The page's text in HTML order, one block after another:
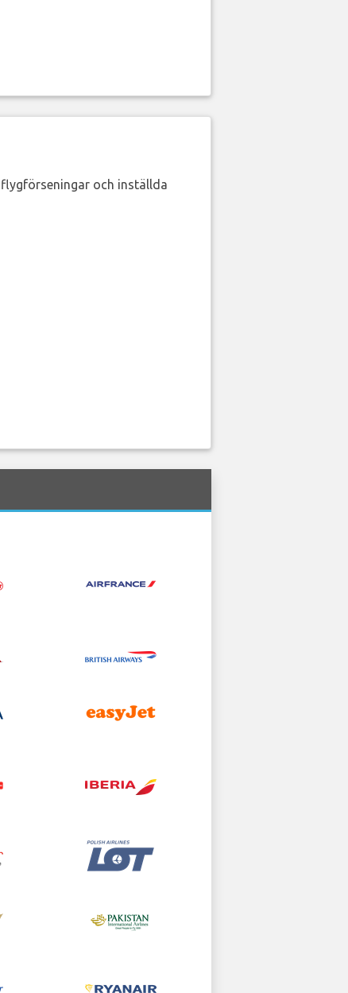
och inställda